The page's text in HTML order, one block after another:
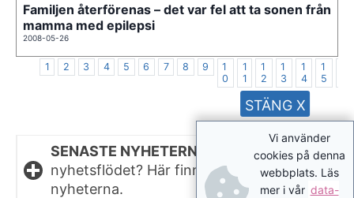
Familjen återförenas – det var fel att ta sonen från
mamma med epilepsi
2008-05-26
1 2 3 4 5 6 7 8 9
1
0
1
1
1
2
1
3
1
4
1
5
SENASTE NYHETERNA.
Missat något i
nyhetsflödet? Här finns de senaste
nyheterna.
Vi använder
cookies på denna
webbplats. Läs
mer i vår data-
STÄNG X